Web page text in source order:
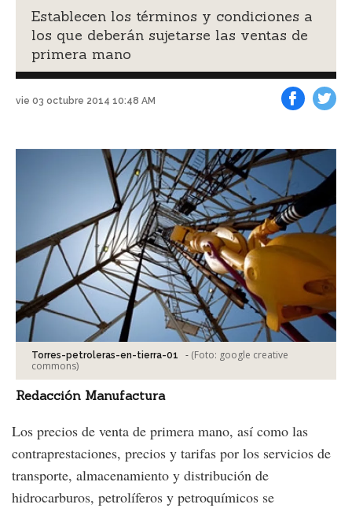
Establecen los términos y condiciones a
los que deberán sujetarse las ventas de
primera mano
vie 03 octubre 2014 10:48 AM
Torres-petroleras-en-tierra-01 - (Foto: google creative
commons)
Redacción Manufactura
Los precios de venta de primera mano, así como las
contraprestaciones, precios y tarifas por los servicios de
transporte, almacenamiento y distribución de
hidrocarburos, petrolíferos y petroquímicos se